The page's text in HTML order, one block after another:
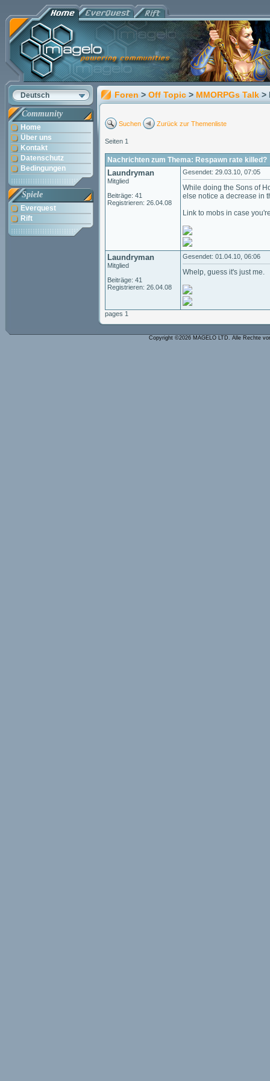
Deutsch
Community
Home
Über uns
Kontakt
Datenschutz
Bedingungen
Spiele
Everquest
Rift
Foren > Off Topic > MMORPGs Talk >
Suchen Zurück zur Themenliste
Seiten 1
Nachrichten zum Thema: Respawn rate killed?
Laundryman
Mitglied
Beiträge: 41
Registrieren: 26.04.08
Gesendet: 29.03.10, 07:05
While doing the Sons of
else notice a decrease in
Link to mobs in case
Laundryman
Mitglied
Beiträge: 41
Registrieren: 26.04.08
Gesendet: 01.04.10, 06:06
Whelp, guess it's just me.
pages 1
Copyright ©2026 MAGELO LTD. Alle Rechte